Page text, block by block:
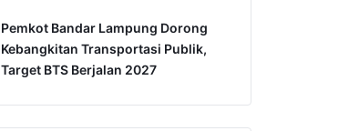
Pemkot Bandar Lampung Dorong
Kebangkitan Transportasi Publik,
Target BTS Berjalan 2027